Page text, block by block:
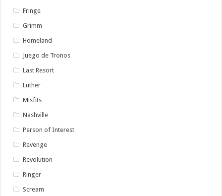
Fringe
Grimm
Homeland
Juego de Tronos
Last Resort
Luther
Misfits
Nashville
Person of Interest
Revenge
Revolution
Ringer
Scream